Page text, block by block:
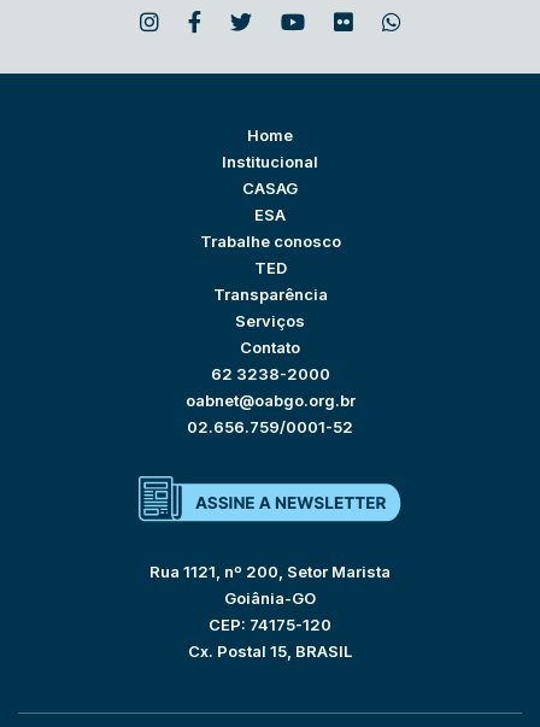
Home
Institucional
CASAG
ESA
Trabalhe conosco
TED
Transparência
Serviços
Contato
62 3238-2000
oabnet@oabgo.org.br
02.656.759/0001-52
Rua 1121, nº 200, Setor Marista
Goiânia-GO
CEP: 74175-120
Cx. Postal 15, BRASIL